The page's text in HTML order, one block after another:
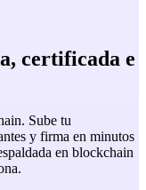
certificada e
Sube tu
y firma en minutos
en blockchain